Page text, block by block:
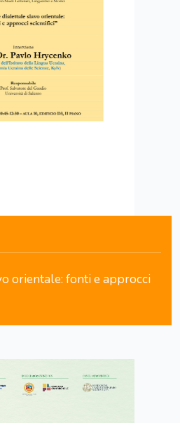
orientale: fonti e approcci